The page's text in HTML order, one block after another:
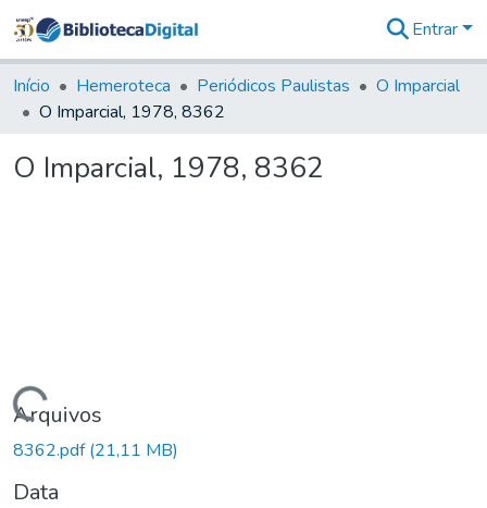
&
Coleções
Tudo na
Digital
Entrar
Início Hemeroteca Periódicos Paulistas
O Imparcial
O Imparcial, 1978, 8362
O Imparcial, 1978, 8362
Carregando...
Arquivos
8362.pdf(21,11 MB)
Data